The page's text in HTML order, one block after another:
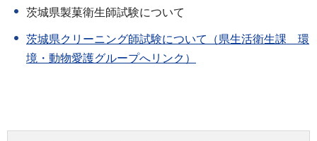
茨城県製菓衛生師試験について
茨城県クリーニング師試験について（県生活衛生課 環
境・動物愛護グループへリンク）